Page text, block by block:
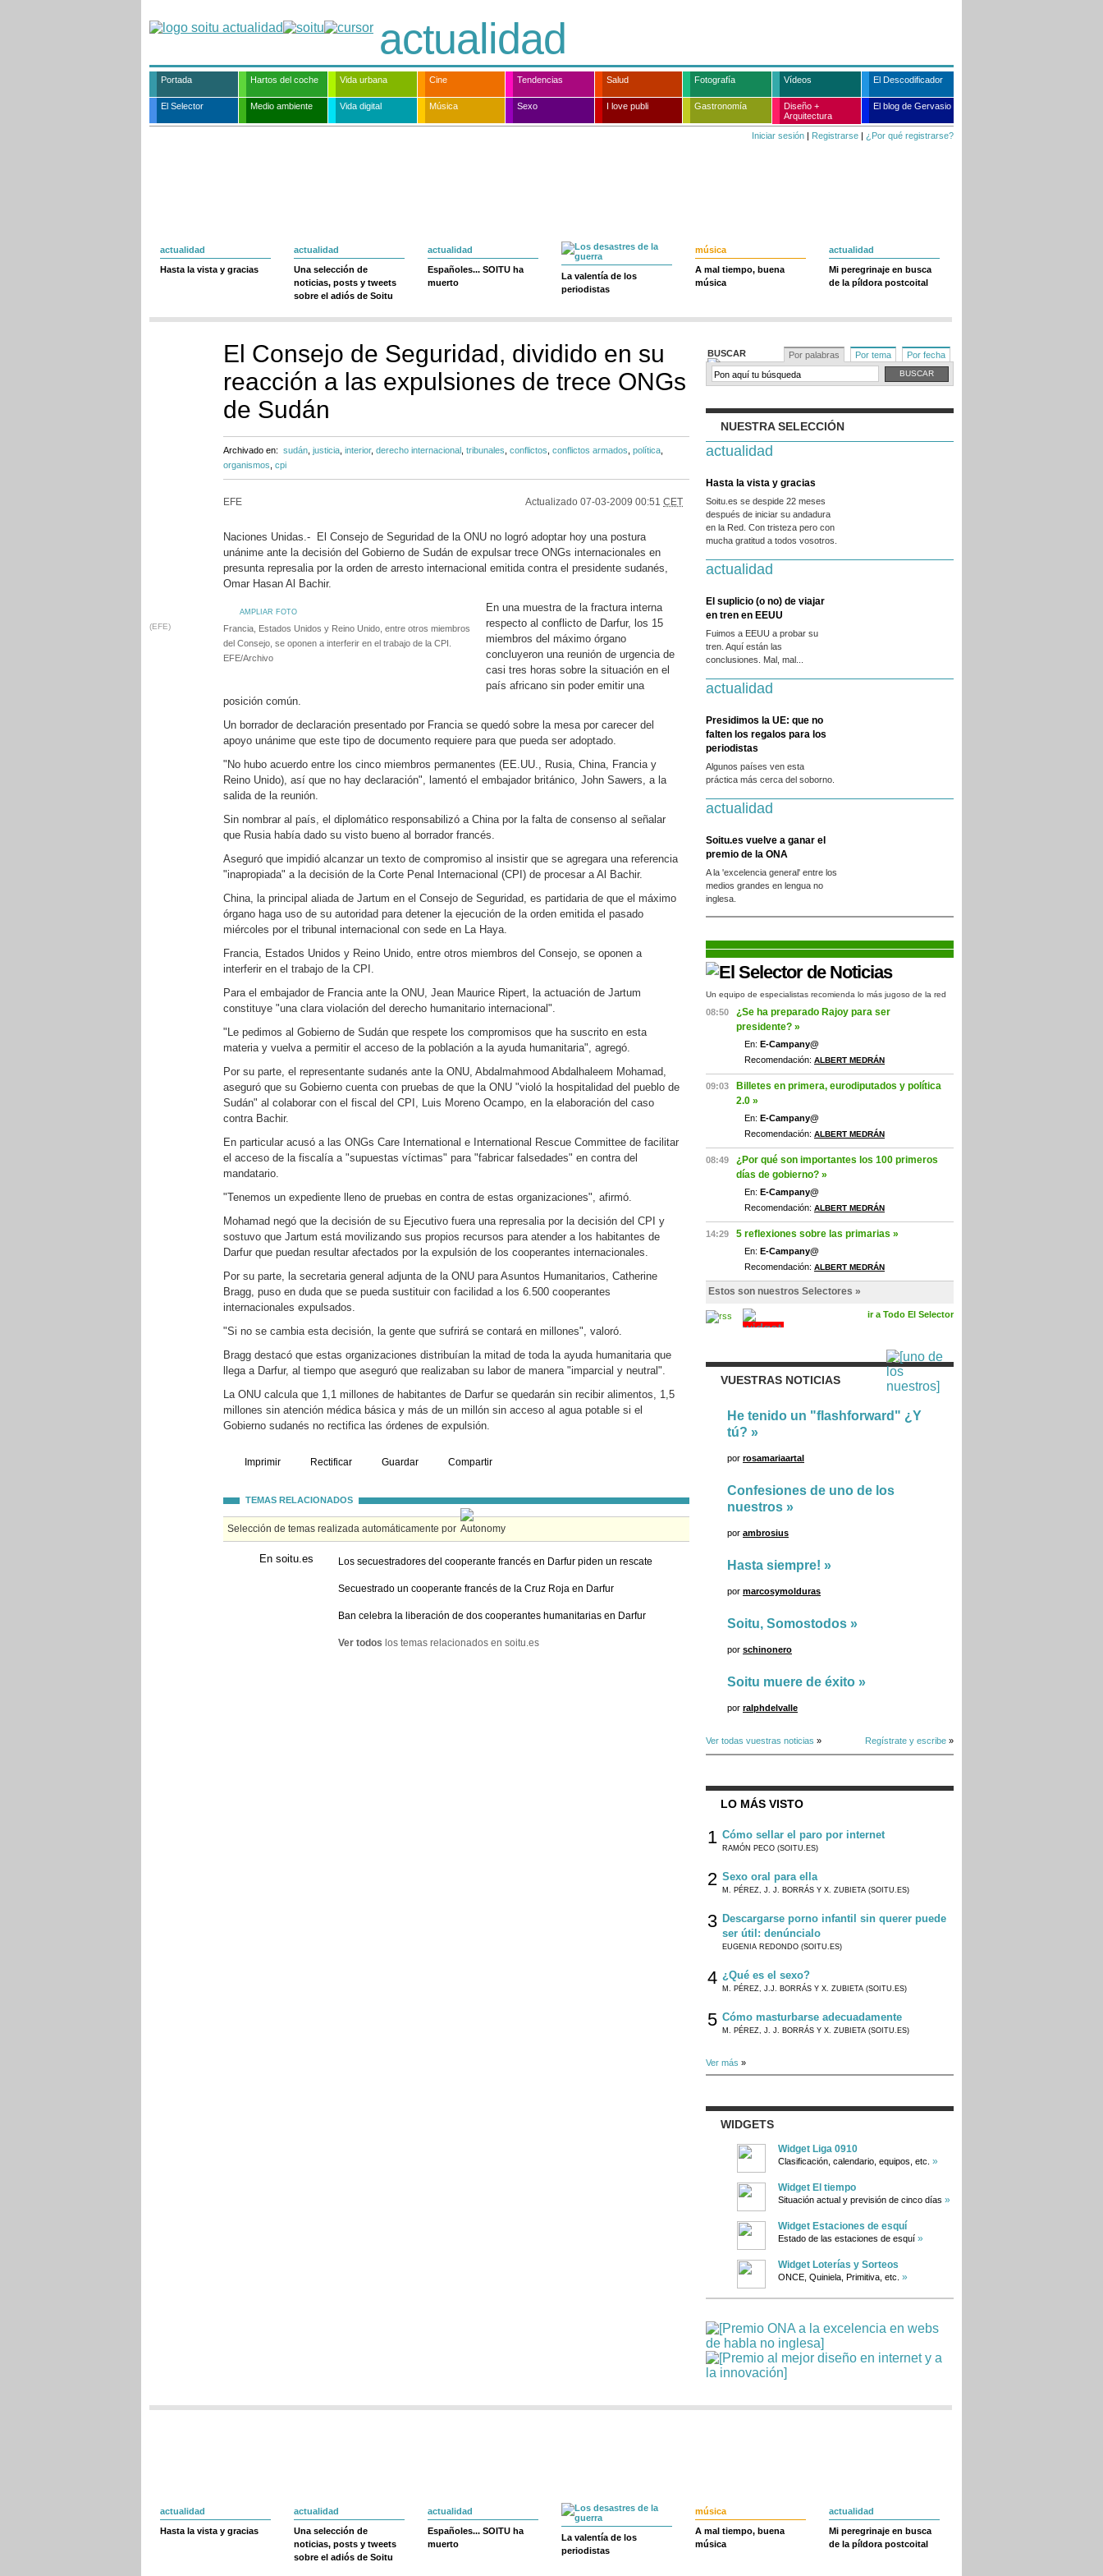
actualidad
Portada Hartos del coche Vida urbana Cine Tendencias Salud Fotografía Vídeos El Descodificador
El Selector Medio ambiente Vida digital Música Sexo I love publi Gastronomía
Diseño +
Arquitectura
El blog de Gervasio
Iniciar sesión | Registrarse | ¿Por qué registrarse?
actualidad
Hasta la vista y gracias
actualidad
Una selección de
noticias, posts y tweets
sobre el adiós de Soitu
actualidad
Españoles... SOITU ha
muerto
La valentía de los
periodistas
música
A mal tiempo, buena
música
actualidad
Mi peregrinaje en busca
de la píldora postcoital
El Consejo de Seguridad, dividido en su
reacción a las expulsiones de trece ONGs
de Sudán
Archivado en: sudán justicia interior, derecho internacional tribunales conflictos conflictos armados política
organismos cpi
EFE Actualizado 07-03-2009 00:51 CET
Naciones Unidas.- El Consejo de Seguridad de la ONU no logró adoptar hoy una postura
unánime ante la decisión del Gobierno de Sudán de expulsar trece ONGs internacionales en
presunta represalia por la orden de arresto internacional emitida contra el presidente sudanés,
Omar Hasan Al Bachir.
AMPLIAR FOTO
(EFE)
Francia, Estados Unidos y Reino Unido, entre otros miembros
del Consejo, se oponen a interferir en el trabajo de la CPI.
EFE/Archivo
En una muestra de la fractura interna
respecto al conflicto de Darfur, los 15
miembros del máximo órgano
concluyeron una reunión de urgencia de
casi tres horas sobre la situación en el
país africano sin poder emitir una
posición común.
Un borrador de declaración presentado por Francia se quedó sobre la mesa por carecer del
apoyo unánime que este tipo de documento requiere para que pueda ser adoptado.
"No hubo acuerdo entre los cinco miembros permanentes (EE.UU., Rusia, China, Francia y
Reino Unido), así que no hay declaración", lamentó el embajador británico, John Sawers, a la
salida de la reunión.
Sin nombrar al país, el diplomático responsabilizó a China por la falta de consenso al señalar
que Rusia había dado su visto bueno al borrador francés.
Aseguró que impidió alcanzar un texto de compromiso al insistir que se agregara una referencia
"inapropiada" a la decisión de la Corte Penal Internacional (CPI) de procesar a Al Bachir.
China, la principal aliada de Jartum en el Consejo de Seguridad, es partidaria de que el máximo
órgano haga uso de su autoridad para detener la ejecución de la orden emitida el pasado
miércoles por el tribunal internacional con sede en La Haya.
Francia, Estados Unidos y Reino Unido, entre otros miembros del Consejo, se oponen a
interferir en el trabajo de la CPI.
Para el embajador de Francia ante la ONU, Jean Maurice Ripert, la actuación de Jartum
constituye "una clara violación del derecho humanitario internacional".
"Le pedimos al Gobierno de Sudán que respete los compromisos que ha suscrito en esta
materia y vuelva a permitir el acceso de la población a la ayuda humanitaria", agregó.
Por su parte, el representante sudanés ante la ONU, Abdalmahmood Abdalhaleem Mohamad,
aseguró que su Gobierno cuenta con pruebas de que la ONU "violó la hospitalidad del pueblo de
Sudán" al colaborar con el fiscal del CPI, Luis Moreno Ocampo, en la elaboración del caso
contra Bachir.
En particular acusó a las ONGs Care International e International Rescue Committee de facilitar
el acceso de la fiscalía a "supuestas víctimas" para "fabricar falsedades" en contra del
mandatario.
"Tenemos un expediente lleno de pruebas en contra de estas organizaciones", afirmó.
Mohamad negó que la decisión de su Ejecutivo fuera una represalia por la decisión del CPI y
sostuvo que Jartum está movilizando sus propios recursos para atender a los habitantes de
Darfur que puedan resultar afectados por la expulsión de los cooperantes internacionales.
Por su parte, la secretaria general adjunta de la ONU para Asuntos Humanitarios, Catherine
Bragg, puso en duda que se pueda sustituir con facilidad a los 6.500 cooperantes
internacionales expulsados.
"Si no se cambia esta decisión, la gente que sufrirá se contará en millones", valoró.
Bragg destacó que estas organizaciones distribuían la mitad de toda la ayuda humanitaria que
llega a Darfur, al tiempo que aseguró que realizaban su labor de manera "imparcial y neutral".
La ONU calcula que 1,1 millones de habitantes de Darfur se quedarán sin recibir alimentos, 1,5
millones sin atención médica básica y más de un millón sin acceso al agua potable si el
Gobierno sudanés no rectifica las órdenes de expulsión.
Imprimir Rectificar Guardar Compartir
TEMAS RELACIONADOS
Selección de temas realizada automáticamente por
En soitu.es Los secuestradores del cooperante francés en Darfur piden un rescate
Secuestrado un cooperante francés de la Cruz Roja en Darfur
Ban celebra la liberación de dos cooperantes humanitarias en Darfur
Ver todos los temas relacionados en soitu.es
BUSCAR Por palabras Por tema Por fecha
NUESTRA SELECCIÓN
actualidad
Hasta la vista y gracias
Soitu.es se despide 22 meses
después de iniciar su andadura
en la Red. Con tristeza pero con
mucha gratitud a todos vosotros.
actualidad
El suplicio (o no) de viajar
en tren en EEUU
Fuimos a EEUU a probar su
tren. Aquí están las
conclusiones. Mal, mal...
actualidad
Presidimos la UE: que no
falten los regalos para los
periodistas
Algunos países ven esta
práctica más cerca del soborno.
actualidad
Soitu.es vuelve a ganar el
premio de la ONA
A la 'excelencia general' entre los
medios grandes en lengua no
inglesa.
Un equipo de especialistas recomienda lo más jugoso de la red
08:50
¿Se ha preparado Rajoy para ser
presidente? »
En: E-Campany@
Recomendación: ALBERT MEDRÁN
09:03
Billetes en primera, eurodiputados y política
2.0 »
En: E-Campany@
Recomendación: ALBERT MEDRÁN
08:49
¿Por qué son importantes los 100 primeros
días de gobierno? »
En: E-Campany@
Recomendación: ALBERT MEDRÁN
14:29 5 reflexiones sobre las primarias »
En: E-Campany@
Recomendación: ALBERT MEDRÁN
Estos son nuestros Selectores »
ir a Todo El Selector
VUESTRAS NOTICIAS
He tenido un "flashforward" ¿Y
tú? »
por rosamariaartal
Confesiones de uno de los
nuestros »
por ambrosius
Hasta siempre! »
por marcosymolduras
Soitu, Somostodos »
por schinonero
Soitu muere de éxito »
por ralphdelvalle
Ver todas vuestras noticias » Regístrate y escribe »
LO MÁS VISTO
1 Cómo sellar el paro por internet
RAMÓN PECO (SOITU.ES)
2 Sexo oral para ella
M. PÉREZ, J. J. BORRÁS Y X. ZUBIETA (SOITU.ES)
3 Descargarse porno infantil sin querer puede
ser útil: denúncialo
EUGENIA REDONDO (SOITU.ES)
4 ¿Qué es el sexo?
M. PÉREZ, J.J. BORRÁS Y X. ZUBIETA (SOITU.ES)
5 Cómo masturbarse adecuadamente
M. PÉREZ, J. J. BORRÁS Y X. ZUBIETA (SOITU.ES)
Ver más »
WIDGETS
Widget Liga 0910
Clasificación, calendario, equipos, etc. »
Widget El tiempo
Situación actual y previsión de cinco días »
Widget Estaciones de esquí
Estado de las estaciones de esquí »
Widget Loterías y Sorteos
ONCE, Quiniela, Primitiva, etc. »
actualidad
Hasta la vista y gracias
actualidad
Una selección de
noticias, posts y tweets
sobre el adiós de Soitu
actualidad
Españoles... SOITU ha
muerto
La valentía de los
periodistas
música
A mal tiempo, buena
música
actualidad
Mi peregrinaje en busca
de la píldora postcoital